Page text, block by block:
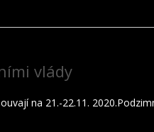
vlády
na 21.-22.11.